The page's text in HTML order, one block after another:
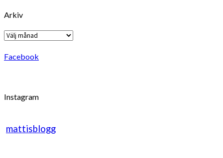
Arkiv
Arkiv
Facebook
Instagram
mattisblogg